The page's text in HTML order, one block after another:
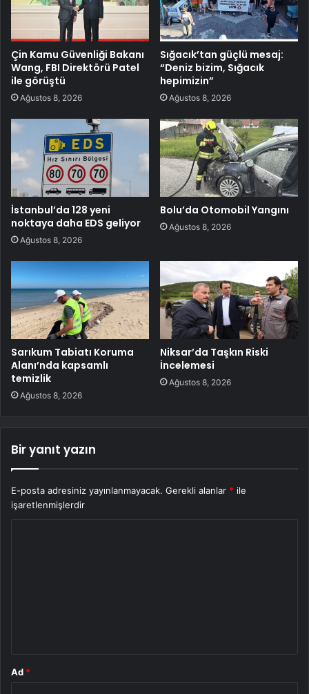
Çin Kamu Güvenliği Bakanı
Wang, FBI Direktörü Patel
ile görüştü
Ağustos 8, 2026
Sığacık’tan güçlü mesaj:
“Deniz bizim, Sığacık
hepimizin”
Ağustos 8, 2026
İstanbul’da 128 yeni
noktaya daha EDS geliyor
Ağustos 8, 2026
Bolu’da Otomobil Yangını
Ağustos 8, 2026
Sarıkum Tabiatı Koruma
Alanı’nda kapsamlı
temizlik
Ağustos 8, 2026
Niksar’da Taşkın Riski
İncelemesi
Ağustos 8, 2026
Bir yanıt yazın
E-posta adresiniz yayınlanmayacak. Gerekli alanlar * ile
işaretlenmişlerdir
Ad *